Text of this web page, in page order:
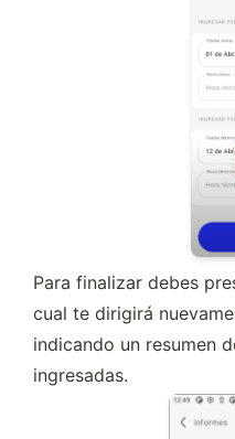
Para finalizar debes
cual te dirigirá
indicando un resumen
ingresadas.